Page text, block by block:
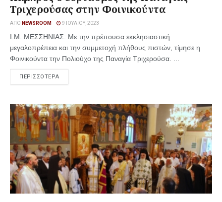
Τριχερούσας στην Φοινικούντα
ΑΠΌ NEWSROOM 9 ΙΟΥΛΊΟΥ, 2023
Ι.Μ. ΜΕΣΣΗΝΙΑΣ: Με την πρέπουσα εκκλησιαστική
μεγαλοπρέπεια και την συμμετοχή πλήθους πιστών, τίμησε η
Φοινικούντα την Πολιούχο της Παναγία Τριχερούσα. ...
ΠΕΡΙΣΣΟΤΕΡΑ